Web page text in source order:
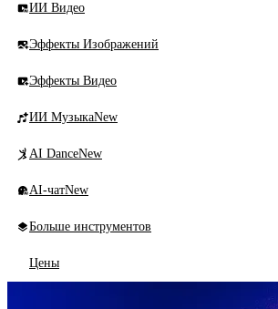
ИИ Видео
Эффекты Изображений
Эффекты Видео
ИИ МузыкаNew
AI DanceNew
AI-чатNew
Больше инструментов
Цены